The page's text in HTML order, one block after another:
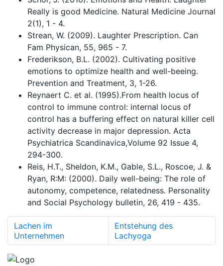
Really is good Medicine. Natural Medicine Journal
2(1), 1 - 4.
Strean, W. (2009). Laughter Prescription. Can
Fam Physican, 55, 965 - 7.
Frederikson, B.L. (2002). Cultivating positive
emotions to optimize health and well-beeing.
Prevention and Treatment, 3, 1-26.
Reynaert C. et al. (1995).From health locus of
control to immune control: internal locus of
control has a buffering effect on natural killer cell
activity decrease in major depression. Acta
Psychiatrica Scandinavica,Volume 92 Issue 4,
294-300.
Reis, H.T., Sheldon, K.M., Gable, S.L., Roscoe, J. &
Ryan, R:M: (2000). Daily well-being: The role of
autonomy, competence, relatedness. Personality
and Social Psychology bulletin, 26, 419 - 435.
Lachen im
Unternehmen
Entstehung des
Lachyoga